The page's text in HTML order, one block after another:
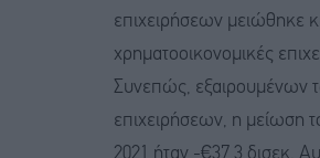
επιχειρήσεων μειώθηκε
χρηματοοικονομικές
Συνεπώς, εξαιρουμένων
επιχειρήσεων, η μείωση